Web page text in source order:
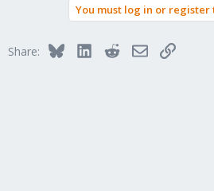
You must log in or register
Share: BlueskyLinkedInRedditEmailLink